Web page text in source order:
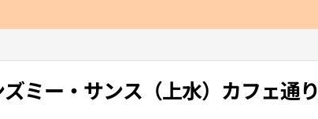
ミー・サンス（上水）カフェ通